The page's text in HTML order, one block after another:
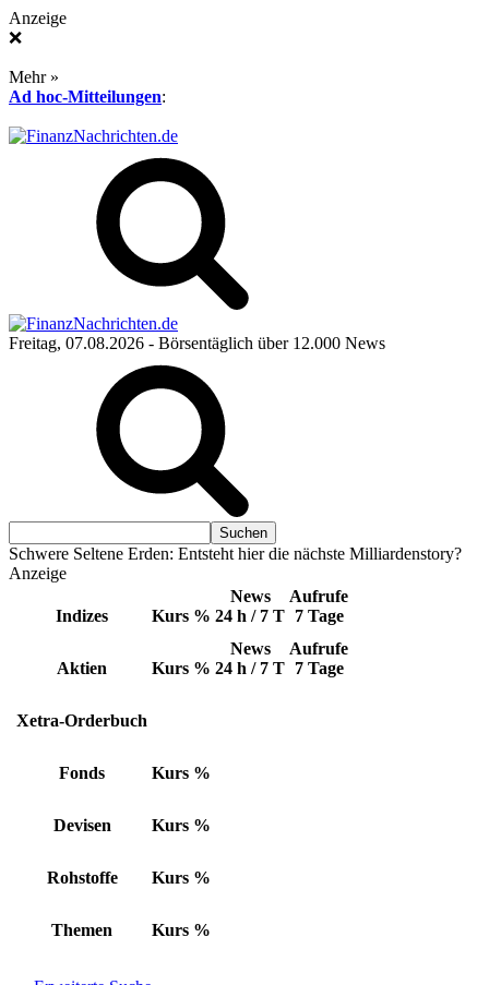
Anzeige
❌
Mehr »
Ad hoc-Mitteilungen:
Freitag, 07.08.2026 - Börsentäglich über 12.000 News
Schwere Seltene Erden: Entsteht hier die nächste Milliardenstory?
Anzeige
Indizes Kurs %
News
24 h / 7 T
Aufrufe
7 Tage
Aktien Kurs %
News
24 h / 7 T
Aufrufe
7 Tage
Xetra-Orderbuch
Fonds Kurs %
Devisen Kurs %
Rohstoffe Kurs %
Themen Kurs %